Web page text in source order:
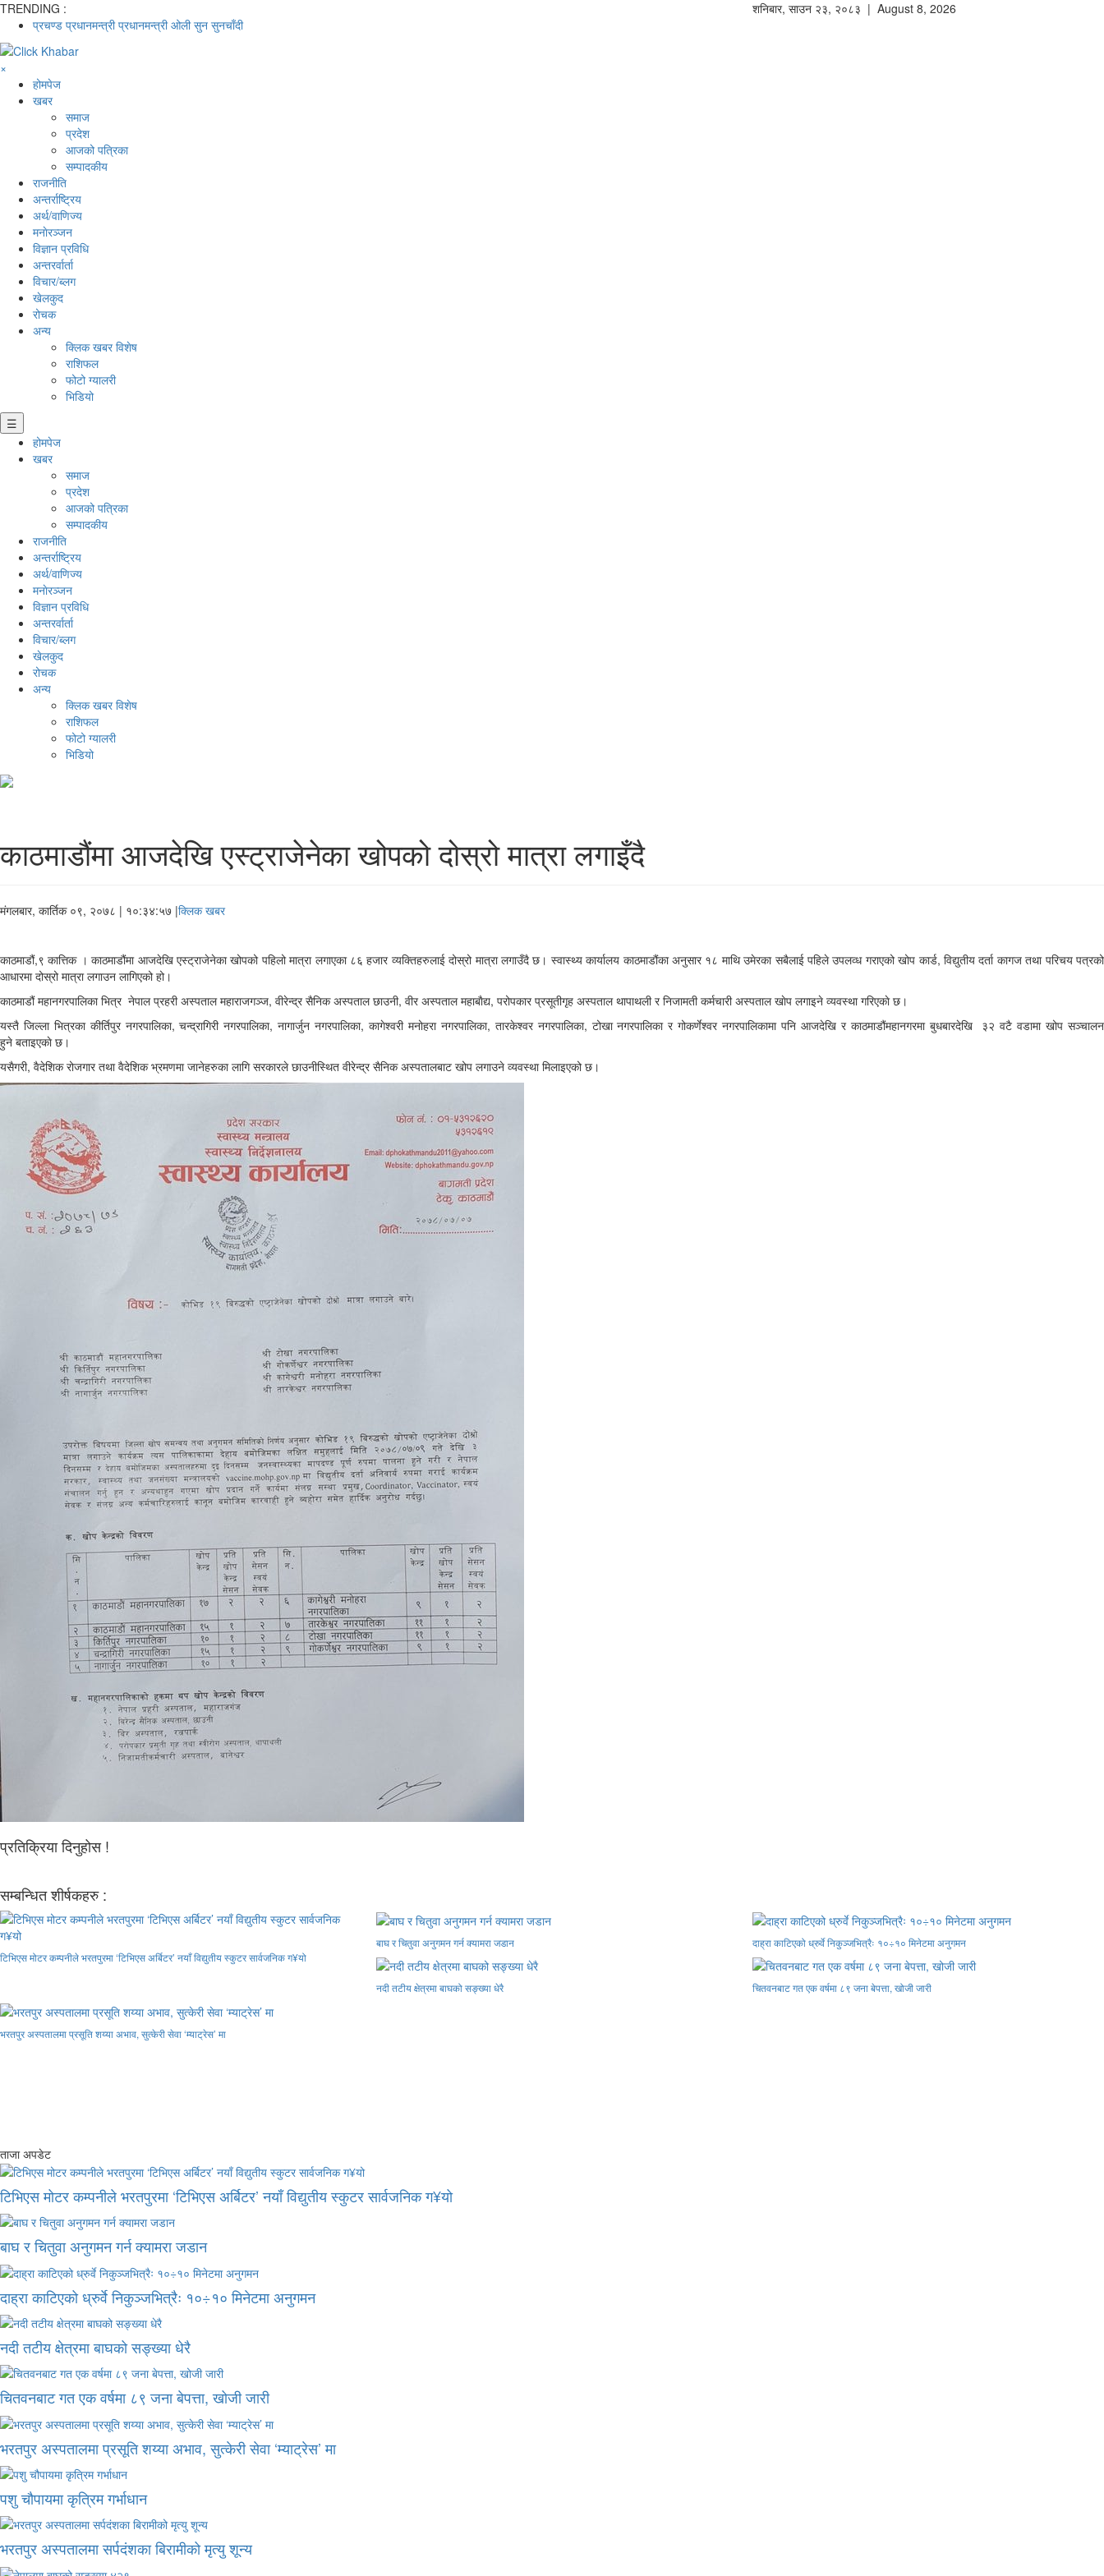
TRENDING :
प्रचण्ड प्रधानमन्त्री प्रधानमन्त्री ओली सुन सुनचाँदी
शनिबार, साउन २३, २०८३ | August 8, 2026
×
होमपेज
खबर
समाज
प्रदेश
आजको पत्रिका
सम्पादकीय
राजनीति
अन्तर्राष्ट्रिय
अर्थ/वाणिज्य
मनाेरञ्जन
विज्ञान प्रविधि
अन्तरर्वार्ता
विचार/ब्लग
खेलकुद
रोचक
अन्य
क्लिक खबर विशेष
राशिफल
फोटो ग्यालरी
भिडियो
☰
होमपेज
खबर
समाज
प्रदेश
आजको पत्रिका
सम्पादकीय
राजनीति
अन्तर्राष्ट्रिय
अर्थ/वाणिज्य
मनाेरञ्जन
विज्ञान प्रविधि
अन्तरर्वार्ता
विचार/ब्लग
खेलकुद
रोचक
अन्य
क्लिक खबर विशेष
राशिफल
फोटो ग्यालरी
भिडियो
काठमाडौंमा आजदेखि एस्ट्राजेनेका खोपको दोस्रो मात्रा लगाइँदै
मंगलबार, कार्तिक ०९, २०७८ | १०:३४:५७ |क्लिक खबर
काठमाडौं,९ कात्तिक । काठमाडौंमा आजदेखि एस्ट्राजेनेका खोपको पहिलो मात्रा लगाएका ८६ हजार व्यक्तिहरुलाई दोस्रो मात्रा लगाउँदै छ। स्वास्थ्य कार्यालय काठमाडौंका अनुसार १८ माथि उमेरका सबैलाई पहिले उपलव्ध गराएको खोप कार्ड, विद्युतीय दर्ता कागज तथा परिचय पत्रको
आधारमा दोस्रो मात्रा लगाउन लागिएको हो।
काठमाडौं महानगरपालिका भित्र नेपाल प्रहरी अस्पताल महाराजगञ्ज, वीरेन्द्र सैनिक अस्पताल छाउनी, वीर अस्पताल महाबाैद्य, परोपकार प्रसूतीगृह अस्पताल थापाथली र निजामती कर्मचारी अस्पताल खाेप लगाइने व्यवस्था गरिएकाे छ।
यस्तै जिल्ला भित्रका कीर्तिपुर नगरपालिका, चन्द्रागिरी नगरपालिका, नागार्जुन नगरपालिका, कागेश्वरी मनोहरा नगरपालिका, तारकेश्वर नगरपालिका, टोखा नगरपालिका र गोकर्णेश्वर नगरपालिकामा पनि आजदेखि र काठमाडौंमहानगरमा बुधबारदेखि ३२ वटै वडामा खोप सञ्चालन
हुने बताइएकाे छ।
यसैगरी, वैदेशिक रोजगार तथा वैदेशिक भ्रमणमा जानेहरुका लागि सरकारले छाउनीस्थित वीरेन्द्र सैनिक अस्पतालबाट खोप लगाउने व्यवस्था मिलाइएको छ।
प्रतिक्रिया दिनुहोस !
सम्बन्धित शीर्षकहरु :
टिभिएस मोटर कम्पनीले भरतपुरमा ‘टिभिएस अर्बिटर’ नयाँ विद्युतीय स्कुटर सार्वजनिक ग¥यो
बाघ र चितुवा अनुगमन गर्न क्यामरा जडान दाह्रा काटिएको ध्रुर्वे निकुञ्जभित्रैः १०÷१० मिनेटमा अनुगमन
नदी तटीय क्षेत्रमा बाघको सङ्ख्या धेरै चितवनबाट गत एक वर्षमा ८९ जना बेपत्ता, खोजी जारी
भरतपुर अस्पतालमा प्रसूति शय्या अभाव, सुत्केरी सेवा ‘म्याट्रेस’ मा
ताजा अपडेट
टिभिएस मोटर कम्पनीले भरतपुरमा ‘टिभिएस अर्बिटर’ नयाँ विद्युतीय स्कुटर सार्वजनिक ग¥यो
बाघ र चितुवा अनुगमन गर्न क्यामरा जडान
दाह्रा काटिएको ध्रुर्वे निकुञ्जभित्रैः १०÷१० मिनेटमा अनुगमन
नदी तटीय क्षेत्रमा बाघको सङ्ख्या धेरै
चितवनबाट गत एक वर्षमा ८९ जना बेपत्ता, खोजी जारी
भरतपुर अस्पतालमा प्रसूति शय्या अभाव, सुत्केरी सेवा ‘म्याट्रेस’ मा
पशु चौपायमा कृत्रिम गर्भाधान
भरतपुर अस्पतालमा सर्पदंशका बिरामीको मृत्यु शून्य